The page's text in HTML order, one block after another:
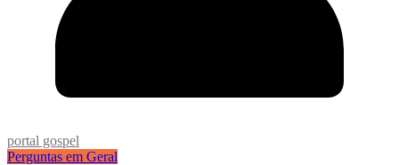
portal gospel
Perguntas em Geral